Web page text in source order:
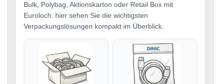
Bulk, Polybag, Aktionskarton oder Retail Box mit
Euroloch: hier sehen Sie die wichtigsten
Verpackungslösungen kompakt im Überblick.